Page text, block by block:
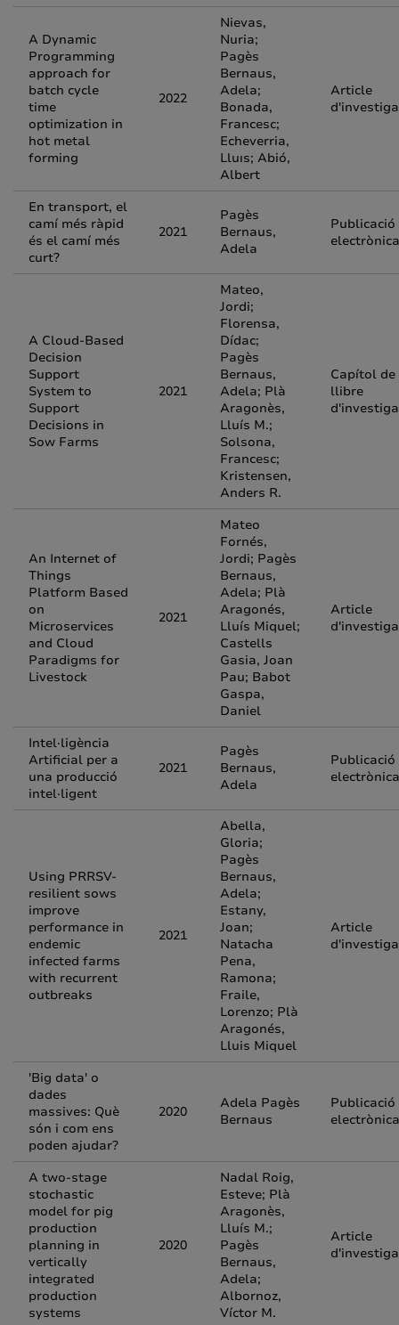
A Dynamic
Programming
approach for
batch cycle
time
optimization in
hot metal
forming
2022
Nievas,
Nuria;
Pagès
Bernaus,
Adela;
Bonada,
Francesc;
Echeverria,
Lluıs; Abió,
Albert
Article
En transport, el
camí més ràpid
és el camí més
curt?
2021
Pagès
Bernaus,
Adela
Publicació
electrònica
A Cloud-Based
Decision
Support
System to
Support
Decisions in
Sow Farms
2021
Mateo,
Jordi;
Florensa,
Dídac;
Pagès
Bernaus,
Adela; Plà
Aragonès,
Lluís M.;
Solsona,
Francesc;
Kristensen,
Anders R.
Capítol de
llibre
An Internet of
Things
Platform Based
on
Microservices
and Cloud
Paradigms for
Livestock
2021
Mateo
Fornés,
Jordi; Pagès
Bernaus,
Adela; Plà
Aragonés,
Lluís Miquel;
Castells
Gasia, Joan
Pau; Babot
Gaspa,
Daniel
Article
Intel·ligència
Artificial per a
una producció
intel·ligent
2021
Pagès
Bernaus,
Adela
Publicació
electrònica
Using PRRSV-
resilient sows
improve
performance in
endemic
infected farms
with recurrent
outbreaks
2021
Abella,
Gloria;
Pagès
Bernaus,
Adela;
Estany,
Joan;
Natacha
Pena,
Ramona;
Fraile,
Lorenzo; Plà
Aragonés,
Lluis Miquel
Article
'Big data' o
dades
massives: Què
són i com ens
poden ajudar?
2020
Adela Pagès
Bernaus
Publicació
electrònica
A two-stage
stochastic
model for pig
production
planning in
vertically
integrated
production
systems
2020
Nadal Roig,
Esteve; Plà
Aragonès,
Lluís M.;
Pagès
Bernaus,
Adela;
Albornoz,
Víctor M.
Article